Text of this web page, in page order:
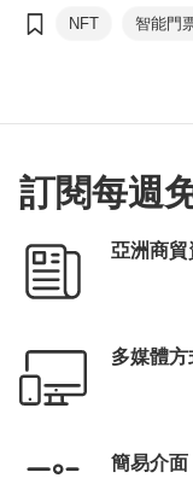
NFT 智能門
訂閱每週
亞洲商貿
多媒體
簡易介面